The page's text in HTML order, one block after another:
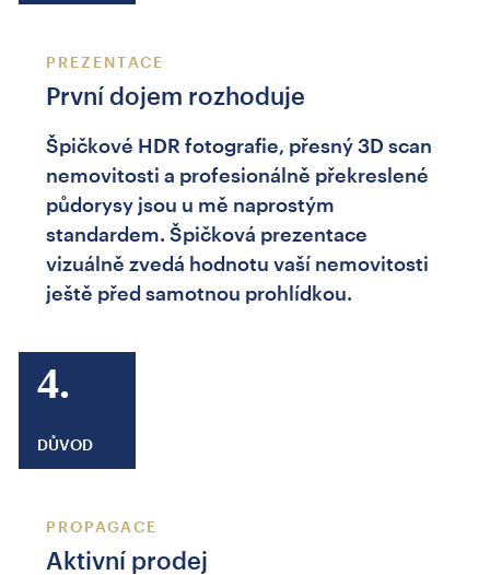
PREZENTACE
První dojem rozhoduje
Špičkové HDR fotografie, přesný 3D scan
nemovitosti a profesionálně překreslené
půdorysy jsou u mě naprostým
standardem. Špičková prezentace
vizuálně zvedá hodnotu vaší nemovitosti
ještě před samotnou prohlídkou.
4.
DŮVOD
PROPAGACE
Aktivní prodej